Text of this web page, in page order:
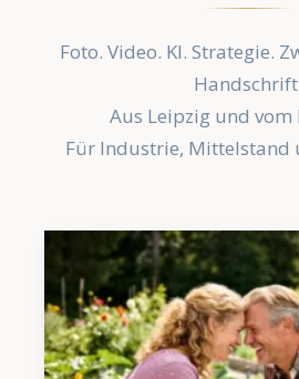
Foto. Video. KI. Strategie.
Aus Leipzig und vom
Für Industrie, Mittelstand